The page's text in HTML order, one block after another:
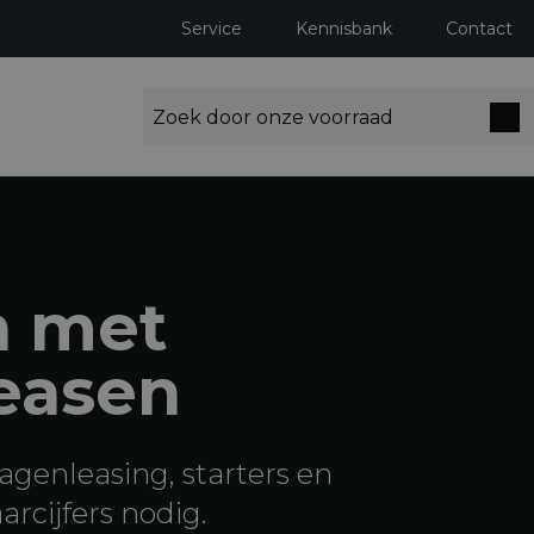
Service Kennisbank Contact
met
starters en
nodig.